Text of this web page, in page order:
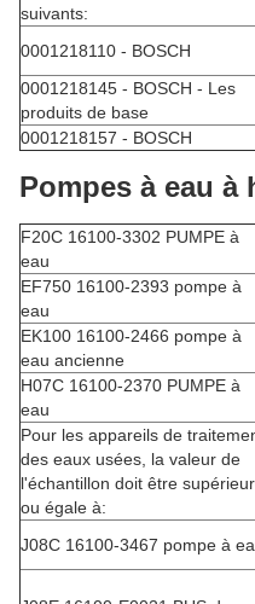
suivants:
0001218110 - BOSCH
0001218145 - BOSCH - Les
produits de base
0001218157 - BOSCH
Pompes à eau à
F20C 16100-3302 PUMPE à
eau
EF750 16100-2393 pompe à
eau
EK100 16100-2466 pompe à
eau ancienne
H07C 16100-2370 PUMPE à
eau
Pour les appareils de
des eaux usées, la valeur de
l'échantillon doit être
ou égale à:
J08C 16100-3467 pompe à